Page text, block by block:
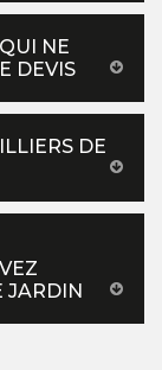
NE
DEVIS
DE
JARDIN